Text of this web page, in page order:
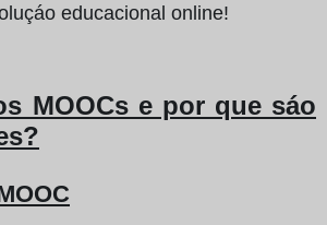
educacional online!
MOOCs e por que sáo